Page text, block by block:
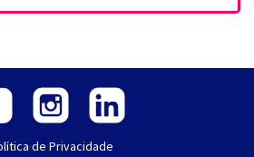
de Privacidade